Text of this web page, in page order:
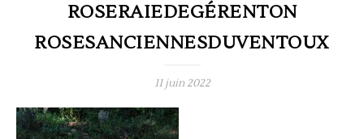
ROSERAIEDEGÉRENTON
ROSESANCIENNESDUVENTOUX
11 juin 2022